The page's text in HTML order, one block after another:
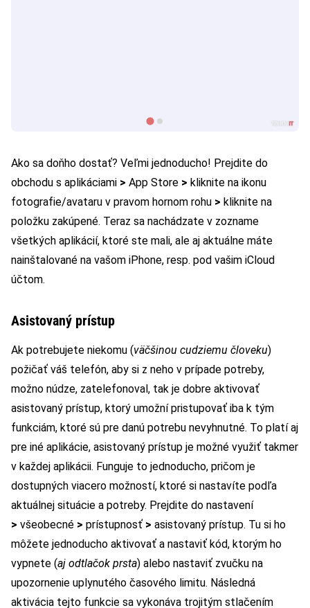
Ako sa doňho dostať? Veľmi jednoducho! Prejdite do
obchodu s aplikáciami > App Store > kliknite na ikonu
fotografie/avataru v pravom hornom rohu > kliknite na
položku zakúpené. Teraz sa nachádzate v zozname
všetkých aplikácií, ktoré ste mali, ale aj aktuálne máte
nainštalované na vašom iPhone, resp. pod vašim iCloud
účtom.
Asistovaný prístup
Ak potrebujete niekomu (väčšinou cudziemu človeku)
požičať váš telefón, aby si z neho v prípade potreby,
možno núdze, zatelefonoval, tak je dobre aktivovať
asistovaný prístup, ktorý umožní pristupovať iba k tým
funkciám, ktoré sú pre danú potrebu nevyhnutné. To platí aj
pre iné aplikácie, asistovaný prístup je možné využiť takmer
v každej aplikácii. Funguje to jednoducho, pričom je
dostupných viacero možností, ktoré si nastavíte podľa
aktuálnej situácie a potreby. Prejdite do nastavení
> všeobecné > prístupnosť > asistovaný prístup. Tu si ho
môžete jednoducho aktivovať a nastaviť kód, ktorým ho
vypnete (aj odtlačok prsta) alebo nastaviť zvučku na
upozornenie uplynutého časového limitu. Následná
aktivácia tejto funkcie sa vykonáva trojitým stlačením